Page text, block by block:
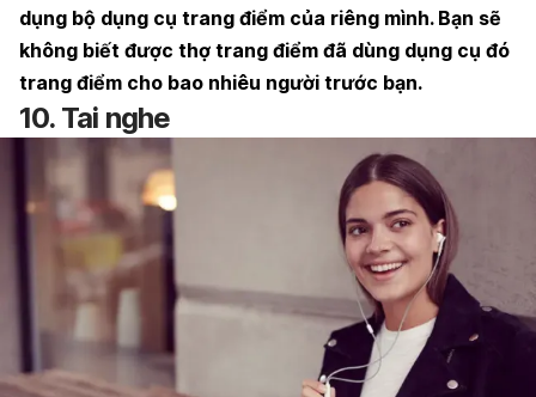
dụng bộ dụng cụ trang điểm của riêng mình. Bạn sẽ
không biết được thợ trang điểm đã dùng dụng cụ đó
trang điểm cho bao nhiêu người trước bạn.
10. Tai nghe